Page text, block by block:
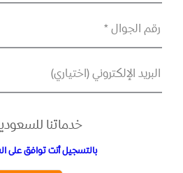
رقم الجوال *
البريد الإلكتروني (اختياري)
خدماتنا
بالتسجيل أنت توافق على